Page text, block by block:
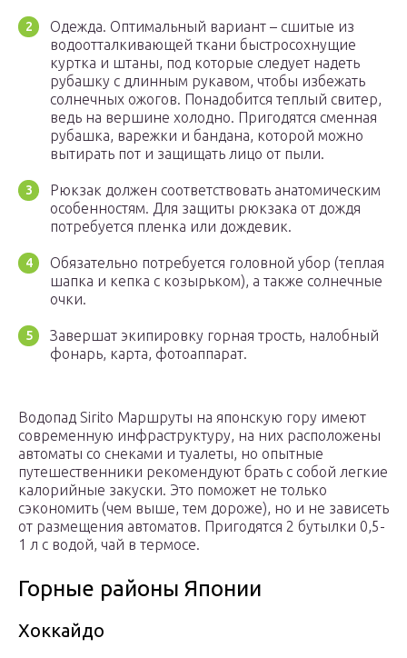
Одежда. Оптимальный вариант – сшитые из
водоотталкивающей ткани быстросохнущие
куртка и штаны, под которые следует надеть
рубашку с длинным рукавом, чтобы избежать
солнечных ожогов. Понадобится теплый свитер,
ведь на вершине холодно. Пригодятся сменная
рубашка, варежки и бандана, которой можно
вытирать пот и защищать лицо от пыли.
Рюкзак должен соответствовать анатомическим
особенностям. Для защиты рюкзака от дождя
потребуется пленка или дождевик.
Обязательно потребуется головной убор (теплая
шапка и кепка с козырьком), а также солнечные
очки.
Завершат экипировку горная трость, налобный
фонарь, карта, фотоаппарат.
Водопад Sirito Маршруты на японскую гору имеют
современную инфраструктуру, на них расположены
автоматы со снеками и туалеты, но опытные
путешественники рекомендуют брать с собой легкие
калорийные закуски. Это поможет не только
сэкономить (чем выше, тем дороже), но и не зависеть
от размещения автоматов. Пригодятся 2 бутылки 0,5-
1 л с водой, чай в термосе.
Горные районы Японии
Хоккайдо